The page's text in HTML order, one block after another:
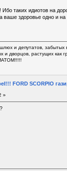
таких идиотов на
ваше здоровье одно и
и депутатов, забытых
и дворцов, растущих как
FORD SCORPIO
»